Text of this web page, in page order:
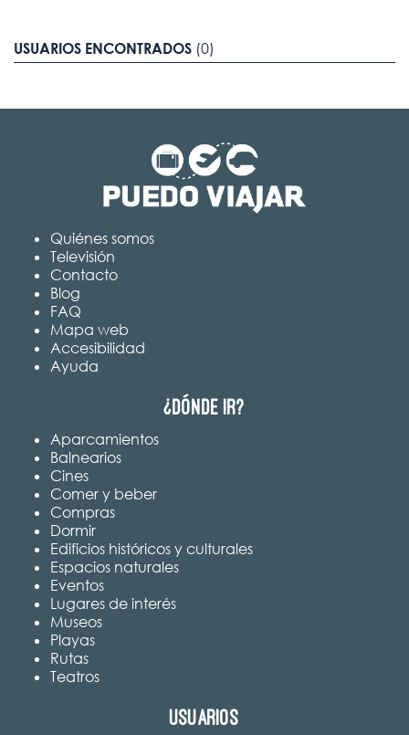
USUARIOS ENCONTRADOS (0)
Quiénes somos
Televisión
Contacto
Blog
FAQ
Mapa web
Accesibilidad
Ayuda
¿Dónde ir?
Aparcamientos
Balnearios
Cines
Comer y beber
Compras
Dormir
Edificios históricos y culturales
Espacios naturales
Eventos
Lugares de interés
Museos
Playas
Rutas
Teatros
Usuarios